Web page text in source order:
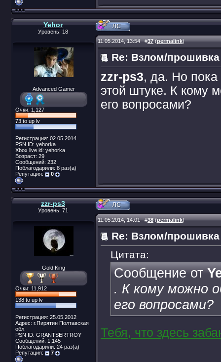
Yehor
Уровень: 18
Advanced Gamer
Очки: 1,127
73 to up lv
Регистрация: 02.05.2014
PSN ID: yehorka
Xbox live id: yehorka
Возраст: 29
Сообщений: 232
Поблагодарили: 8 раз(а)
Репутация:
0
11.05.2014, 13:54#37(permalink)
Re: Взлом/прошивка
zzr-ps3, да. Но
этой штуке. К кому
его вопросами?
zzr-ps3
Уровень: 71
Gold King
Очки: 11,912
138 to up lv
Регистрация: 25.05.2012
Адрес: г.Пирятин Полтавская
обл.
PSN ID: GRANTSERTROY
Сообщений: 1,145
Поблагодарили: 24 раз(а)
Репутация:
7
11.05.2014, 14:01#38(permalink)
Re: Взлом/прошивка
Цитата:
Сообщение от
. К кому можно
его вопросами?
Тебя, что здесь